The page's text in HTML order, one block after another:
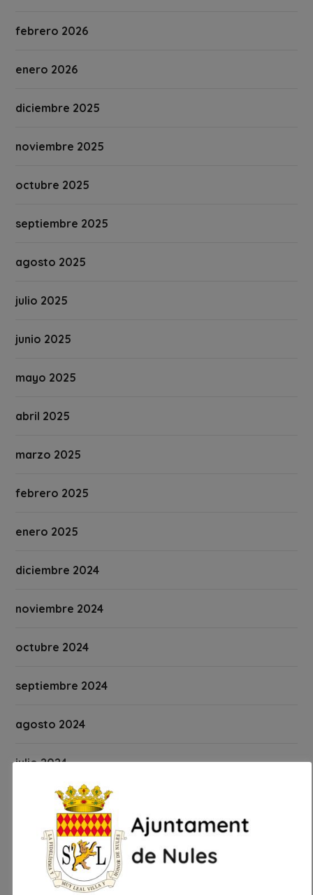
febrero 2026
enero 2026
diciembre 2025
noviembre 2025
octubre 2025
septiembre 2025
agosto 2025
julio 2025
junio 2025
mayo 2025
abril 2025
marzo 2025
febrero 2025
enero 2025
diciembre 2024
noviembre 2024
octubre 2024
septiembre 2024
agosto 2024
julio 2024
junio 2024
mayo 2024
abril 2024